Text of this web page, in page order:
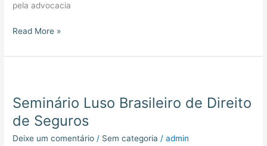
pela advocacia
Read More »
Seminário Luso Brasileiro de Direito
de Seguros
Deixe um comentário / Sem categoria /admin
Brasileiro
de
Direito
de